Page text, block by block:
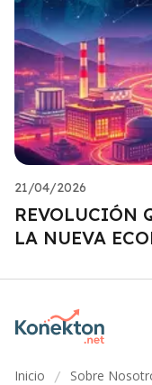
21/04/2026
REVOLUCIÓN
LA NUEVA
Inicio / Sobre